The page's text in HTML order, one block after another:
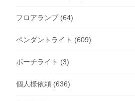
フロアランプ(64)
ペンダントライト (609)
ポーチライト (3)
個人様依頼 (636)